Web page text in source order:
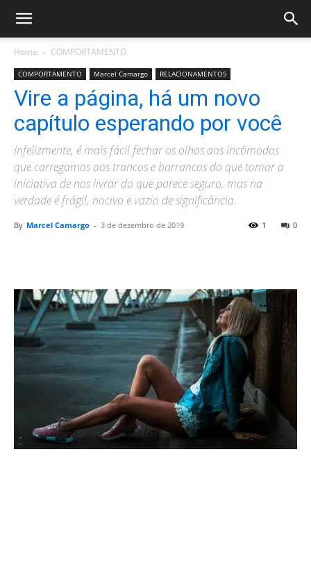
Home COMPORTAMENTO
COMPORTAMENTO Marcel Camargo RELACIONAMENTOS
Vire a página, há um novo
capítulo esperando por você
Infelizmente, é mais fácil fechar os olhos aos incômodos
que carregamos aos trancos e barrancos do que tomar a
iniciativa de nos livrar do que parece seguro, mas na
verdade é frágil, nocivo e vazio de significância.
By Marcel Camargo - 3 de dezembro de 2019 0
1